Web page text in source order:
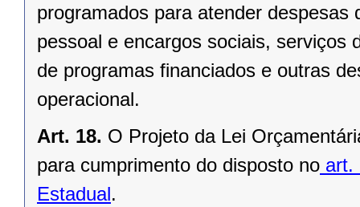
programados para atender
pessoal e encargos sociais, serviços
de programas financiados e outras
operacional.
Art. 18. O Projeto da Lei
para cumprimento do disposto no art.
Estadual.